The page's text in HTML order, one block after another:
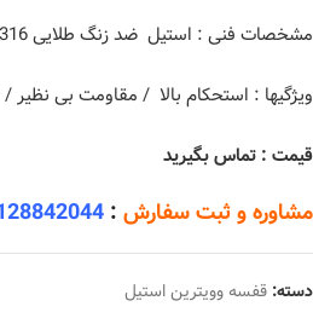
مشخصات فنی : استیل ضد زنگ طلایی 316
ویژگیها : استحکام بالا / مقاومت بی
قیمت : تماس بگیرید
مشاوره و ثبت سفارش :
دسته: قفسه وویترین استیل